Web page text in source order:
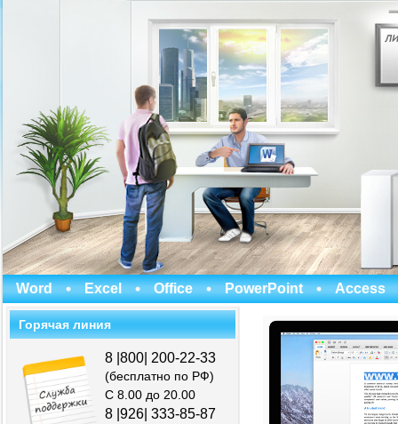
Word Excel Office PowerPoint Access
Горячая линия
8 |800| 200-22-33
(бесплатно по РФ)
С 8.00 до 20.00
8 |926| 333-85-87